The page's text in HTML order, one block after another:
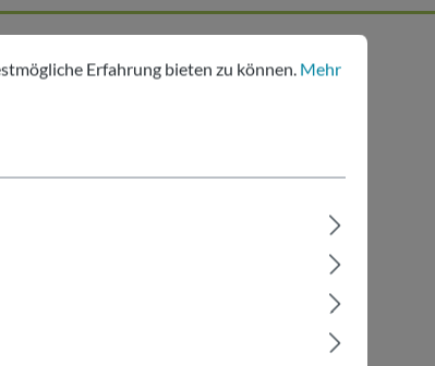
Erfahrung bieten zu können.
Mehr Informationen ...
Erfahrung bieten zu können. Mehr